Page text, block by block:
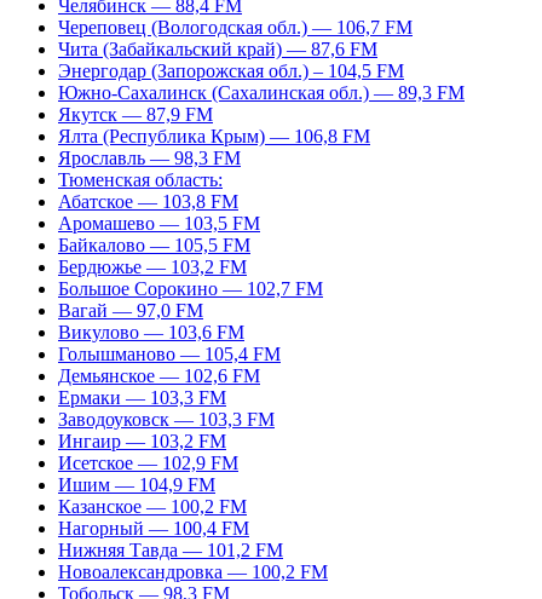
Челябинск — 88,4 FM
Череповец (Вологодская обл.) — 106,7 FM
Чита (Забайкальский край) — 87,6 FM
Энергодар (Запорожская обл.) – 104,5 FM
Южно-Сахалинск (Сахалинская обл.) — 89,3 FM
Якутск — 87,9 FM
Ялта (Республика Крым) — 106,8 FM
Ярославль — 98,3 FM
Тюменская область:
Абатское — 103,8 FM
Аромашево — 103,5 FM
Байкалово — 105,5 FM
Бердюжье — 103,2 FM
Большое Сорокино — 102,7 FM
Вагай — 97,0 FM
Викулово — 103,6 FM
Голышманово — 105,4 FM
Демьянское — 102,6 FM
Ермаки — 103,3 FM
Заводоуковск — 103,3 FM
Ингаир — 103,2 FM
Исетское — 102,9 FM
Ишим — 104,9 FM
Казанское — 100,2 FM
Нагорный — 100,4 FM
Нижняя Тавда — 101,2 FM
Новоалександровка — 100,2 FM
Тобольск — 98,3 FM